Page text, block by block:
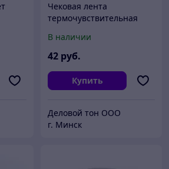
Чековая лента
термочувствительная
арт.80х25х150 внутрь
(03000 тd)
В наличии
42 руб.
Купить
Деловой тон ООО
г. Минск